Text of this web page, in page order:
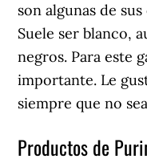
son algunas de
Suele ser blanco,
negros. Para este
importante. Le
siempre que no
Productos de